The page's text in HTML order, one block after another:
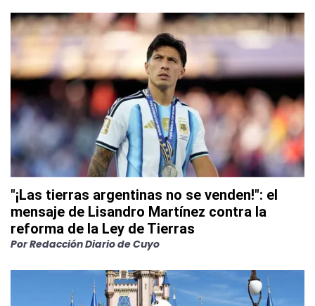
"¡Las tierras argentinas no se venden!": el
mensaje de Lisandro Martínez contra la
reforma de la Ley de Tierras
PorRedacción Diario de Cuyo